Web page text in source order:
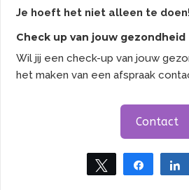
Je hoeft het niet alleen te doen!
Check up van jouw gezondheid
Wil jij een check-up van jouw
het maken van een afspraak
Contact
Tweet Share